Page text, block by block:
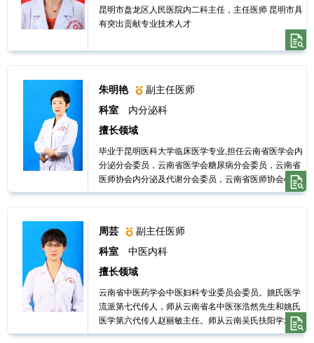
工
作
室
昆明市盘龙区人民医院内二科主任，主任医师 昆明市具
有突出贡献专业技术人才
朱明艳
副主任医师
科室
内分泌科
擅长领域
毕业于昆明医科大学临床医学专业,担任云南省医学会内
分泌分会委员，云南省医学会糖尿病分会委员，云南省
医师协会内分泌及代谢分会委员，云南省医师协会心衰
分会委员，云南省医师协会络病分会委员，昆明市医学
会心脑同治分会委员，昆明市医学会血液分会委员，
周芸
副主任医师
科室
中医内科
擅长领域
云南省中医药学会中医妇科专业委员会委员。姚氏医学
流派第七代传人，师从云南省名中医张浩然先生和姚氏
医学第六代传人赵丽敏主任。师从云南吴氏扶阳学术流
派第四代传人张春主任。擅用温阳扶正法和“治未病”理